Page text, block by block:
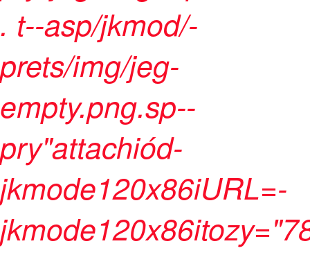
. t--asp/jkmod/-
prets/img/jeg-
empty.png.sp--
pry"attachiód-
jkmode120x86iURL=-